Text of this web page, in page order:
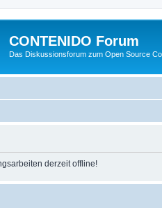
CONTENIDO Forum
Das Diskussionsforum zum Open Source
derzeit offline!